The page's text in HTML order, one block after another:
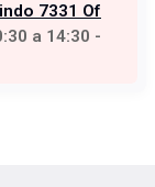
7331 Of
a 14:30 -